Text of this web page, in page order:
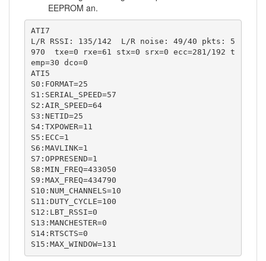
EEPROM an.
ATI7
L/R RSSI: 135/142  L/R noise: 49/40 pkts: 5
970  txe=0 rxe=61 stx=0 srx=0 ecc=281/192 t
emp=30 dco=0
ATI5
S0:FORMAT=25
S1:SERIAL_SPEED=57
S2:AIR_SPEED=64
S3:NETID=25
S4:TXPOWER=11
S5:ECC=1
S6:MAVLINK=1
S7:OPPRESEND=1
S8:MIN_FREQ=433050
S9:MAX_FREQ=434790
S10:NUM_CHANNELS=10
S11:DUTY_CYCLE=100
S12:LBT_RSSI=0
S13:MANCHESTER=0
S14:RTSCTS=0
S15:MAX_WINDOW=131